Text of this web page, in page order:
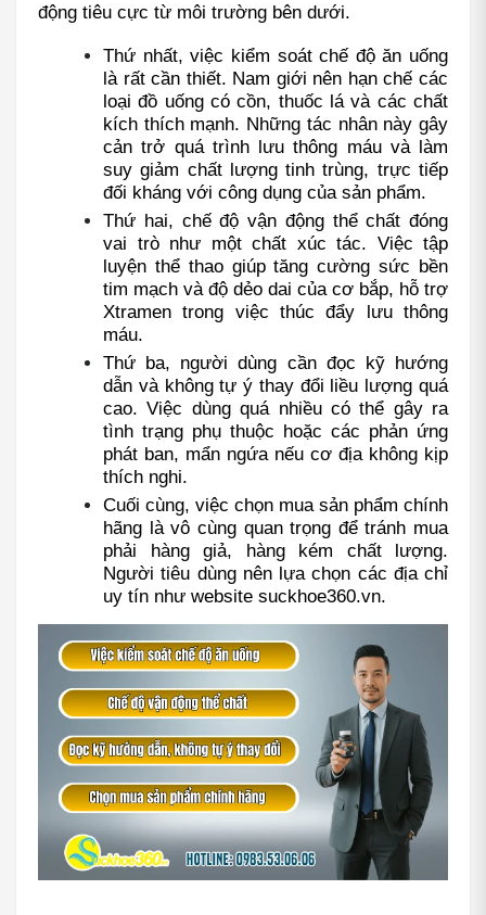
động tiêu cực từ môi trường bên dưới.
Thứ nhất, việc kiểm soát chế độ ăn uống
là rất cần thiết. Nam giới nên hạn chế các
loại đồ uống có cồn, thuốc lá và các chất
kích thích mạnh. Những tác nhân này gây
cản trở quá trình lưu thông máu và làm
suy giảm chất lượng tinh trùng, trực tiếp
đối kháng với công dụng của sản phẩm.
Thứ hai, chế độ vận động thể chất đóng
vai trò như một chất xúc tác. Việc tập
luyện thể thao giúp tăng cường sức bền
tim mạch và độ dẻo dai của cơ bắp, hỗ trợ
Xtramen trong việc thúc đẩy lưu thông
máu.
Thứ ba, người dùng cần đọc kỹ hướng
dẫn và không tự ý thay đổi liều lượng quá
cao. Việc dùng quá nhiều có thể gây ra
tình trạng phụ thuộc hoặc các phản ứng
phát ban, mẩn ngứa nếu cơ địa không kịp
thích nghi.
Cuối cùng, việc chọn mua sản phẩm chính
hãng là vô cùng quan trọng để tránh mua
phải hàng giả, hàng kém chất lượng.
Người tiêu dùng nên lựa chọn các địa chỉ
uy tín như website suckhoe360.vn.